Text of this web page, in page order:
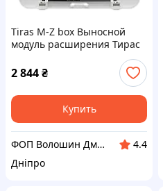
Tiras M-Z box Выносной
модуль расширения Тирас
2 844₴
Купить
ФОП Волошин Дмитро Олексійович
4.4
Дніпро